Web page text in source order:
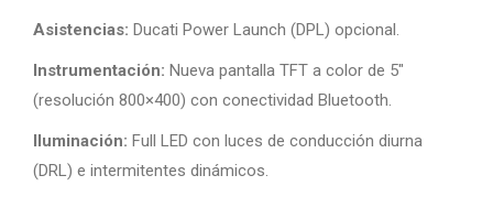
Asistencias: Ducati Power Launch (DPL) opcional.
Instrumentación: Nueva pantalla TFT a color de 5″
(resolución 800×400) con conectividad Bluetooth.
Iluminación: Full LED con luces de conducción diurna
(DRL) e intermitentes dinámicos.